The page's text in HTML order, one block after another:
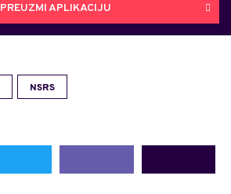
PREUZMI APLIKACIJU
NSRS